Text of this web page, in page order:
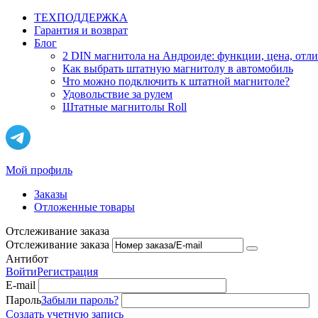
ТЕХПОДДЕРЖКА
Гарантия и возврат
Блог
2 DIN магнитола на Андроиде: функции, цена,
Как выбрать штатную магнитолу в автомобиль
Что можно подключить к штатной магнитоле?
Удовольствие за рулем
Штатные магнитолы Roll
Мой профиль
Заказы
Отложенные товары
Отслеживание заказа
Отслеживание заказа
Антибот
ВойтиРегистрация
E-mail
ПарольЗабыли пароль?
Создать учетную запись